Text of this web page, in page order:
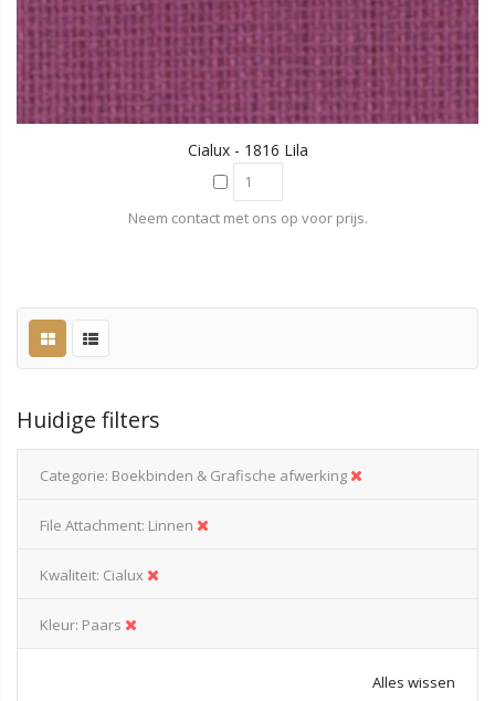
Cialux - 1816 Lila
Neem contact met ons op voor prijs.
Huidige filters
Categorie Boekbinden & Grafische afwerking
File Attachment Linnen
Kwaliteit Cialux
Kleur Paars
Alles wissen